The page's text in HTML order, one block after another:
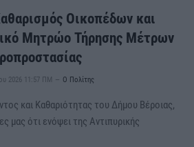
Οικοπέδων και
Μητρώο Τήρησης Μέτρων
2026 11:57 ΠΜ Ο Πολίτης
και Καθαριότητας του Δήμου Βέροιας,
μας ότι ενόψει της Αντιπυρικής